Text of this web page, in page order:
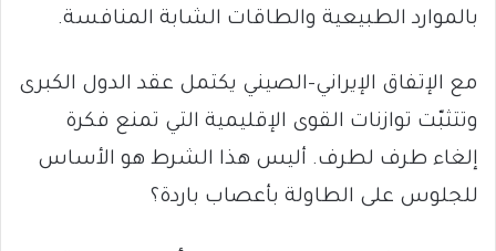
بالموارد الطبيعية والطاقات الشابة المنافسة.
مع الإتفاق الإيراني-الصيني يكتمل عقد الدول الكبرى
وتتثبّت توازنات القوى الإقليمية التي تمنع فكرة
إلغاء طرف لطرف. أليس هذا الشرط هو الأساس
للجلوس على الطاولة بأعصاب باردة؟